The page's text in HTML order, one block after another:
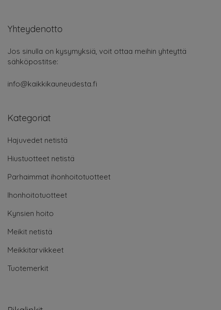
Yhteydenotto
Jos sinulla on kysymyksiä, voit ottaa meihin yhteyttä
sähköpostitse:
info@kaikkikauneudesta.fi
Kategoriat
Hajuvedet netistä
Hiustuotteet netistä
Parhaimmat ihonhoitotuotteet
Ihonhoitotuotteet
Kynsien hoito
Meikit netistä
Meikkitarvikkeet
Tuotemerkit